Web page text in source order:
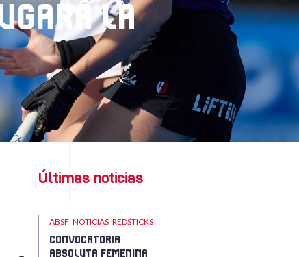
LA
Últimas noticias
ABSF NOTICIAS REDSTICKS
CONVOCATORIA
ABSOLUTA FEMENINA